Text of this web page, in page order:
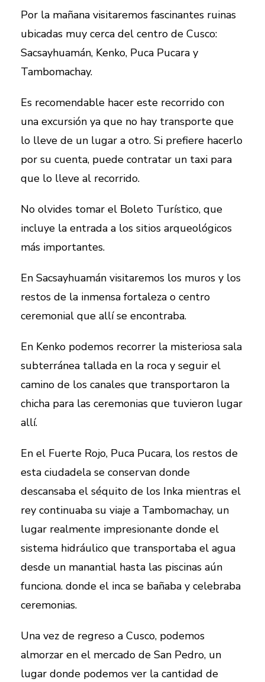
Por la mañana visitaremos fascinantes ruinas
ubicadas muy cerca del centro de Cusco:
Sacsayhuamán, Kenko, Puca Pucara y
Tambomachay.
Es recomendable hacer este recorrido con
una excursión ya que no hay transporte que
lo lleve de un lugar a otro. Si prefiere hacerlo
por su cuenta, puede contratar un taxi para
que lo lleve al recorrido.
No olvides tomar el Boleto Turístico, que
incluye la entrada a los sitios arqueológicos
más importantes.
En Sacsayhuamán visitaremos los muros y los
restos de la inmensa fortaleza o centro
ceremonial que allí se encontraba.
En Kenko podemos recorrer la misteriosa sala
subterránea tallada en la roca y seguir el
camino de los canales que transportaron la
chicha para las ceremonias que tuvieron lugar
allí.
En el Fuerte Rojo, Puca Pucara, los restos de
esta ciudadela se conservan donde
descansaba el séquito de los Inka mientras el
rey continuaba su viaje a Tambomachay, un
lugar realmente impresionante donde el
sistema hidráulico que transportaba el agua
desde un manantial hasta las piscinas aún
funciona. donde el inca se bañaba y celebraba
ceremonias.
Una vez de regreso a Cusco, podemos
almorzar en el mercado de San Pedro, un
lugar donde podemos ver la cantidad de